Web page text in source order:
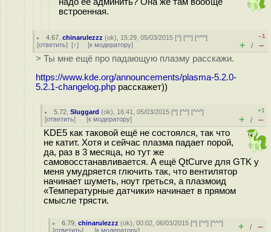
встроенная.
4.67 ,chinarulezzz (ok), 15:29, 05/03/2015 [^] [^^] [^^^]
[ответить] [↑] [к модератору]
–1
+ / –
> Ты мне ещё про падающую плазму расскажи.
https://www.kde.org/announcements/plasma-5.2.0-
5.2.1-changelog.php расскажет))
5.72 ,Sluggard (ok), 16:41, 05/03/2015 [^] [^^] [^^^]
[ответить] [к модератору]
+1
+ / –
KDE5 как таковой ещё не состоялся, так что
не катит. Хотя и сейчас плазма падает порой,
да, раз в 3 месяца, но тут же
самовосстанавливается. А ещё QtCurve для GTK у
меня умудряется глючить так, что вентилятор
начинает шуметь, ноут греться, а плазмоид
«Температурные датчики» начинает в прямом
смысле трясти.
6.79 ,chinarulezzz (ok), 00:02, 06/03/2015 [^] [^^] [^^^]
[ответить] [к модератору] + / –